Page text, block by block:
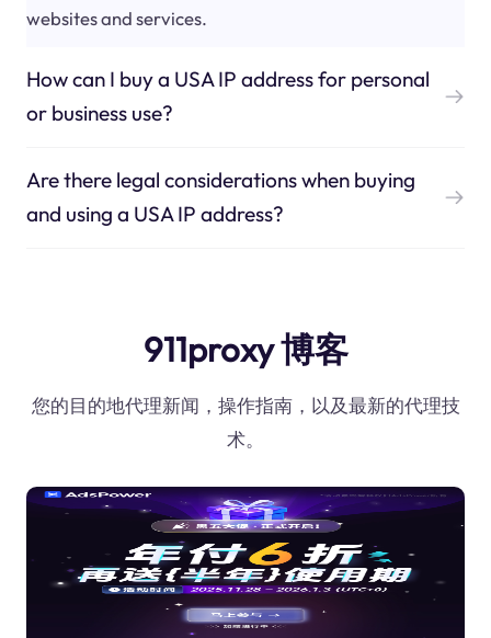
websites and services.
How can I buy a USA IP address for personal
or business use?
Are there legal considerations when buying
and using a USA IP address?
911proxy 博客
您的目的地代理新闻，操作指南，以及最新的代理技
术。